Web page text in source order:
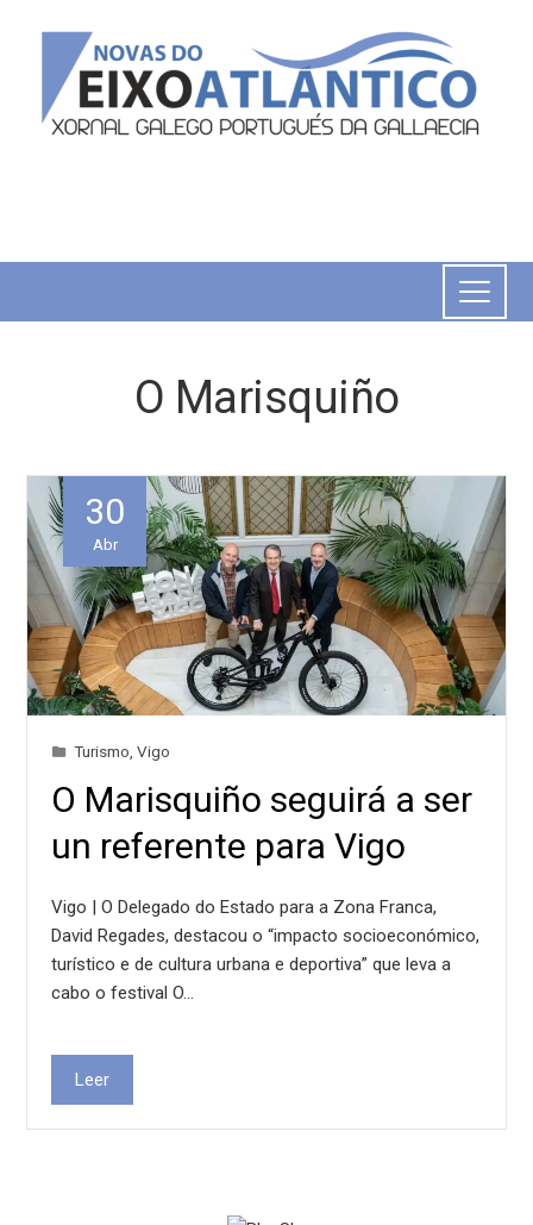
O Marisquiño
30
Abr
Turismo ,Vigo
O Marisquiño seguirá a ser
un referente para Vigo
Vigo | O Delegado do Estado para a Zona Franca,
David Regades, destacou o “impacto socioeconómico,
turístico e de cultura urbana e deportiva” que leva a
cabo o festival O…
Leer